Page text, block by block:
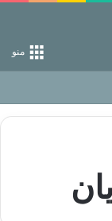
منو
خداست‌!